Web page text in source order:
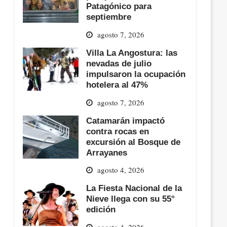
Patagónico para
septiembre
agosto 7, 2026
Villa La Angostura: las
nevadas de julio
impulsaron la ocupación
hotelera al 47%
agosto 7, 2026
Catamarán impactó
contra rocas en
excursión al Bosque de
Arrayanes
agosto 4, 2026
La Fiesta Nacional de la
Nieve llega con su 55°
edición